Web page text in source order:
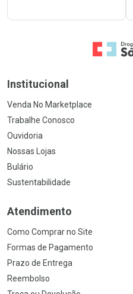
Ir para a
Institucional
Venda No Marketplace
Trabalhe Conosco
Ouvidoria
Nossas Lojas
Bulário
Sustentabilidade
Atendimento
Como Comprar no Site
Formas de Pagamento
Prazo de Entrega
Reembolso